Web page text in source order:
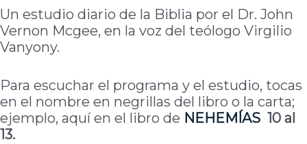
Un estudio diario de la Biblia por el Dr. John
Vernon Mcgee, en la voz del teólogo Virgilio
Vanyony.
Para escuchar el programa y el estudio, tocas
en el nombre en negrillas del libro o la carta;
ejemplo, aquí en el libro de NEHEMÍAS 10 al
13.